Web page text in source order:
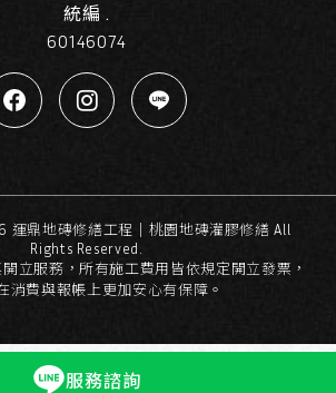
統編 .
60146074
運鼎地磚修繕工程｜桃園地磚灌膠修繕 All
Rights Reserved.
立服務，所有施工費用皆依規定開立發票，
消費與報帳上更加安心有保障。
服務諮詢